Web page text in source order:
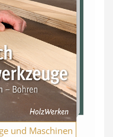
und Maschinen